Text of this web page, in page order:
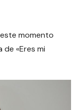
momento
«Eres mi